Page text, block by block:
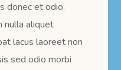
donec et odio.
nulla aliquet
lacus laoreet non
sed odio morbi